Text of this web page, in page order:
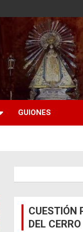
GUIONES
CUESTIÓN
DEL CERRO